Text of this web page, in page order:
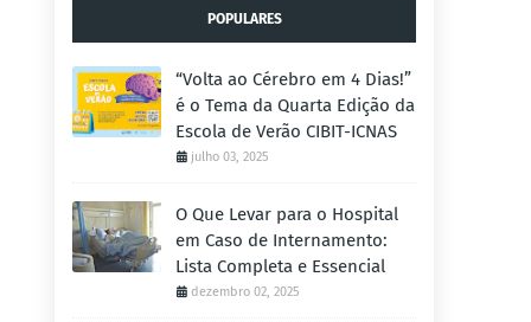
POPULARES
“Volta ao Cérebro em 4 Dias!”
é o Tema da Quarta Edição da
Escola de Verão CIBIT-ICNAS
julho 03, 2025
O Que Levar para o Hospital
em Caso de Internamento:
Lista Completa e Essencial
dezembro 02, 2025